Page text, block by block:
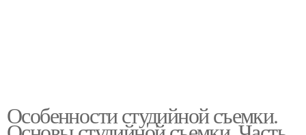
Особенности студийной съемки.